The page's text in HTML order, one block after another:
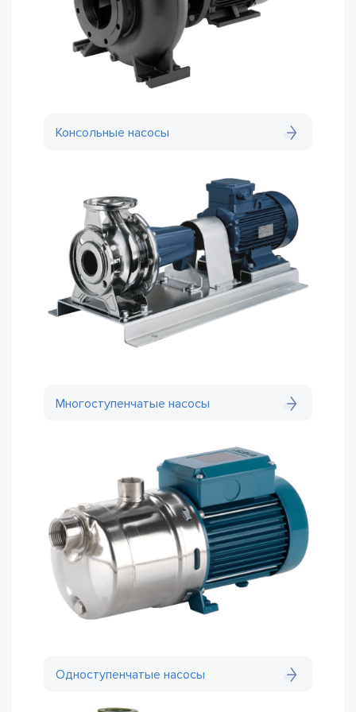
Консольные насосы
Многоступенчатые насосы
Одноступенчатые насосы